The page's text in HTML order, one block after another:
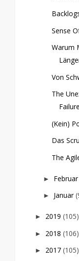
Sense
Warum
Von
The
Failure
(Kein)
Das
The
► Februar
► Januar
► 2019 (105)
► 2018 (106)
► 2017 (105)